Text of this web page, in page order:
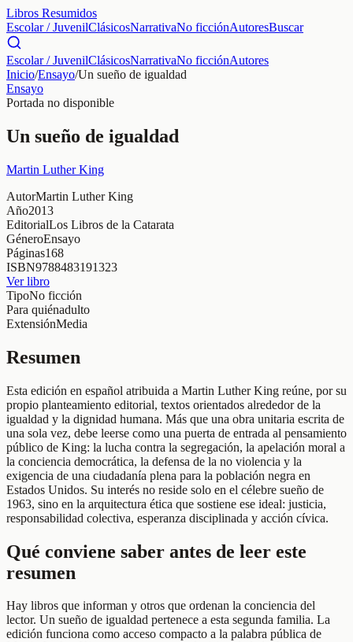
Libros Resumidos
Escolar / JuvenilClásicosNarrativaNo ficciónAutoresBuscar
Escolar / JuvenilClásicosNarrativaNo ficciónAutores
Inicio/Ensayo/Un sueño de igualdad
Ensayo
Portada no disponible
Un sueño de igualdad
Martin Luther King
AutorMartin Luther King
Año2013
EditorialLos Libros de la Catarata
GéneroEnsayo
Páginas168
ISBN9788483191323
Ver libro
TipoNo ficción
Para quiénadulto
ExtensiónMedia
Resumen
Esta edición en español atribuida a Martin Luther King reúne, por su
propio planteamiento editorial, textos orientados alrededor de la
igualdad y la dignidad humana. Más que una obra unitaria escrita de
una sola vez, debe leerse como una puerta de entrada al pensamiento
público de King: la lucha contra la segregación, la apelación moral a
la conciencia democrática, la defensa de la no violencia y la
exigencia de una ciudadanía plena para la población negra en
Estados Unidos. Su interés no reside solo en el célebre sueño de
1963, sino en la arquitectura ética que sostiene ese ideal: justicia,
responsabilidad colectiva, esperanza disciplinada y acción cívica.
Qué conviene saber antes de leer este
resumen
Hay libros que informan y otros que ordenan la conciencia del
lector. Un sueño de igualdad pertenece a esta segunda familia. La
edición funciona como acceso compacto a la palabra pública de